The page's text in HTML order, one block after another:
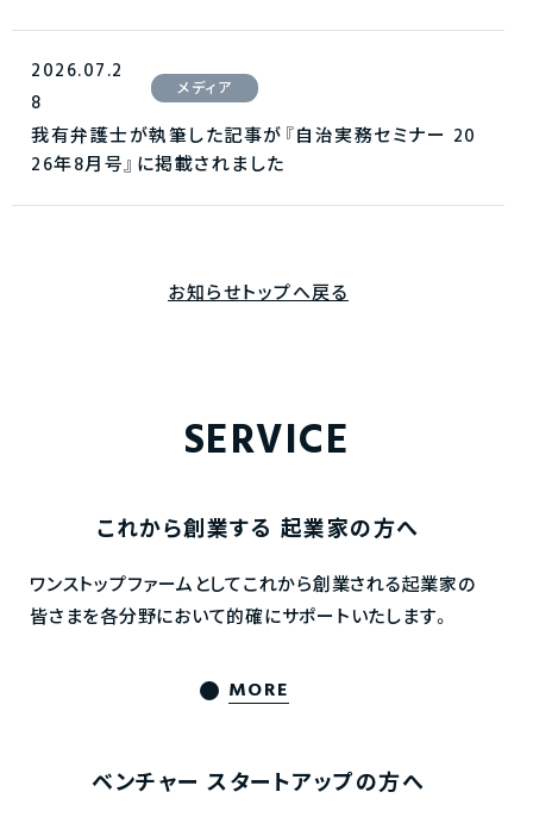
2026.07.2
8
メディア
我有弁護士が執筆した記事が『自治実務セミナー 20
26年8月号』に掲載されました
お知らせトップへ戻る
SERVICE
これから創業する 起業家の方へ
ワンストップファームとしてこれから創業される起業家の
皆さまを各分野において的確にサポートいたします。
MORE
ベンチャー スタートアップの方へ